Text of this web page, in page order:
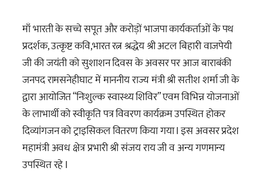
माँ भारती के सच्चे सपूत और करोड़ों भाजपा कार्यकर्ताओं के पथ
प्रदर्शक, उत्कृष्ट कवि,भारत रत्न श्रद्धेय श्री अटल बिहारी वाजपेयी
जी की जयंती को सुशाशन दिवस के अवसर पर आज बाराबंकी
जनपद रामसनेहीघाट में माननीय राज्य मंत्री श्री सतीश शर्मा जी के
द्वारा आयोजित “निःशुल्क स्वास्थ्य शिविर” एवम विभिन्न योजनाओं
के लाभार्थी को स्वीकृति पत्र विवरण कार्यक्रम उपस्थित होकर
दिव्यांगजन को ट्राइसिकल वितरण किया गया I इस अवसर प्रदेश
महामंत्री अवध क्षेत्र प्रभारी श्री संजय राय जी व अन्य गणमान्य
उपस्थित रहे I